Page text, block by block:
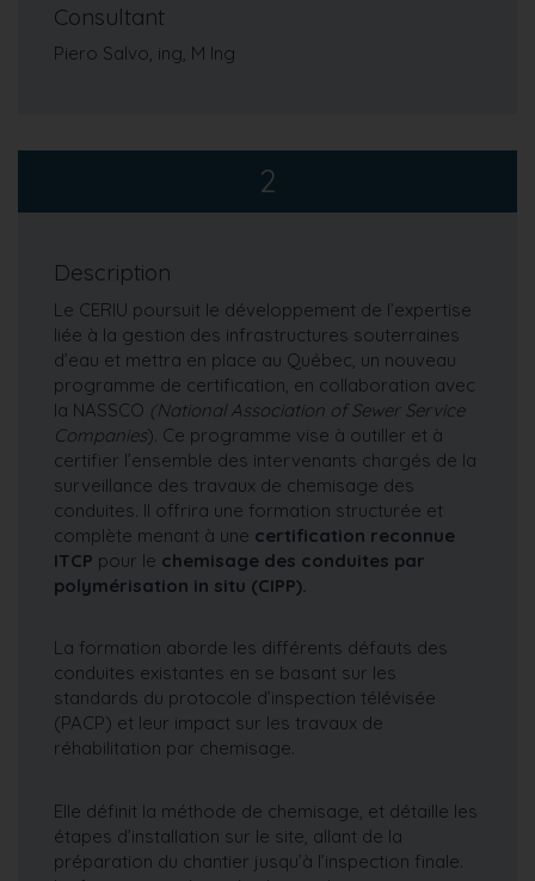
Consultant
Piero Salvo, ing, M Ing
2
Description
Le CERIU poursuit le développement de l’expertise
liée à la gestion des infrastructures souterraines
d’eau et mettra en place au Québec, un nouveau
programme de certification, en collaboration avec
la NASSCO (National Association of Sewer Service
Companies). Ce programme vise à outiller et à
certifier l’ensemble des intervenants chargés de la
surveillance des travaux de chemisage des
conduites. Il offrira une formation structurée et
complète menant à une certification reconnue
ITCP pour le chemisage des conduites par
polymérisation in situ (CIPP).
La formation aborde les différents défauts des
conduites existantes en se basant sur les
standards du protocole d’inspection télévisée
(PACP) et leur impact sur les travaux de
réhabilitation par chemisage.
Elle définit la méthode de chemisage, et détaille les
étapes d’installation sur le site, allant de la
préparation du chantier jusqu’à l’inspection finale.